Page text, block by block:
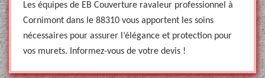
Les équipes de EB Couverture ravaleur professionnel à
Cornimont dans le 88310 vous apportent les soins
nécessaires pour assurer l’élégance et protection pour
vos murets. Informez-vous de votre devis !